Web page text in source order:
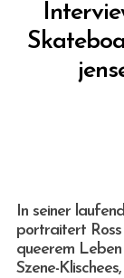
In seiner
portraitert
queerem
Szene-